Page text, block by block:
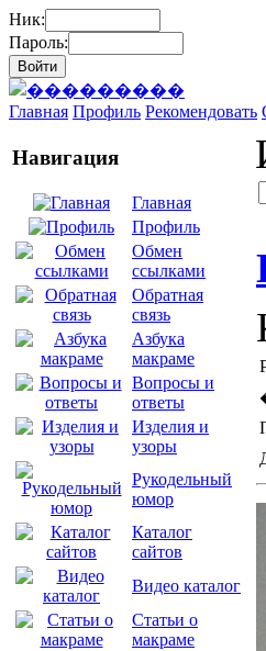
Ник:
Пароль:
Главная Профиль Рекомендовать
Навигация
Главная
Профиль
Обмен
ссылками
Обратная
связь
Азбука
макраме
Вопросы и
ответы
Изделия и
узоры
Рукодельный
юмор
Каталог
сайтов
Видео каталог
Статьи о
макраме